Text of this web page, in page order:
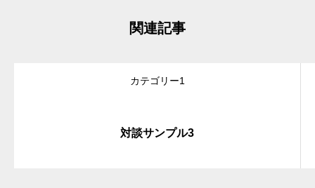
関連記事
カテゴリー1
対談サンプル3